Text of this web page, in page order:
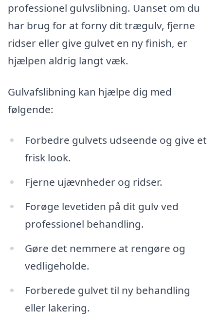
professionel gulvslibning. Uanset om du
har brug for at forny dit trægulv, fjerne
ridser eller give gulvet en ny finish, er
hjælpen aldrig langt væk.
Gulvafslibning kan hjælpe dig med
følgende:
Forbedre gulvets udseende og give et
frisk look.
Fjerne ujævnheder og ridser.
Forøge levetiden på dit gulv ved
professionel behandling.
Gøre det nemmere at rengøre og
vedligeholde.
Forberede gulvet til ny behandling
eller lakering.